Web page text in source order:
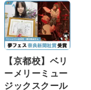
【京都校】ベリ
ーメリーミュー
ジックスクール